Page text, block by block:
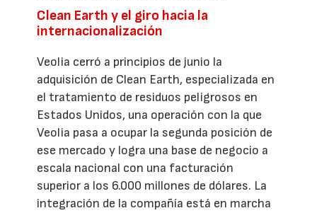
Clean Earth y el giro hacia la
internacionalización
Veolia cerró a principios de junio la
adquisición de Clean Earth, especializada en
el tratamiento de residuos peligrosos en
Estados Unidos, una operación con la que
Veolia pasa a ocupar la segunda posición de
ese mercado y logra una base de negocio a
escala nacional con una facturación
superior a los 6.000 millones de dólares. La
integración de la compañía está en marcha